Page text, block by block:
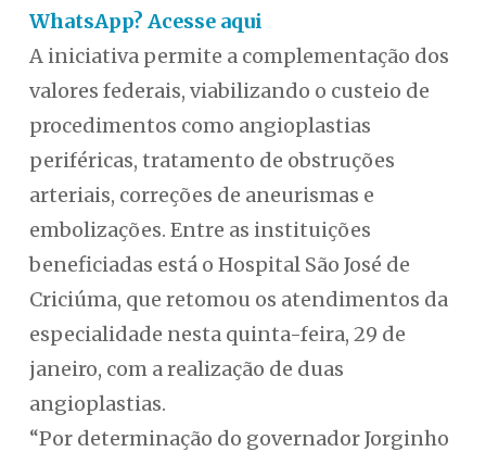
WhatsApp? Acesse aqui
A iniciativa permite a complementação dos
valores federais, viabilizando o custeio de
procedimentos como angioplastias
periféricas, tratamento de obstruções
arteriais, correções de aneurismas e
embolizações. Entre as instituições
beneficiadas está o Hospital São José de
Criciúma, que retomou os atendimentos da
especialidade nesta quinta-feira, 29 de
janeiro, com a realização de duas
angioplastias.
“Por determinação do governador Jorginho